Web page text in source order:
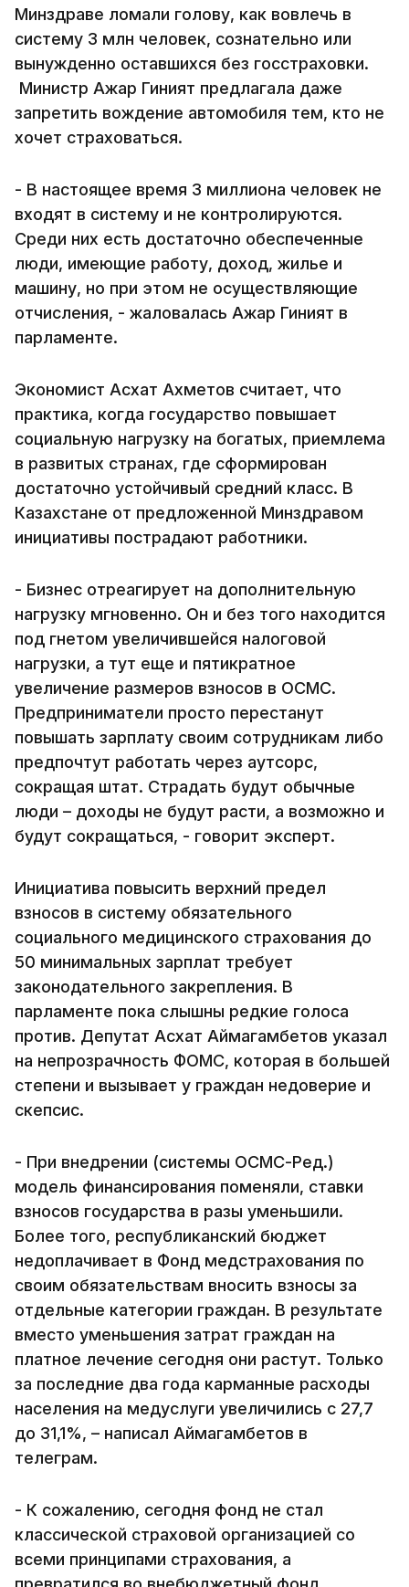
Минздраве ломали голову, как вовлечь в
систему 3 млн человек, сознательно или
вынужденно оставшихся без госстраховки.
Министр Ажар Гиният предлагала даже
запретить вождение автомобиля тем, кто не
хочет страховаться.
- В настоящее время 3 миллиона человек не
входят в систему и не контролируются.
Среди них есть достаточно обеспеченные
люди, имеющие работу, доход, жилье и
машину, но при этом не осуществляющие
отчисления, - жаловалась Ажар Гиният в
парламенте.
Экономист Асхат Ахметов считает, что
практика, когда государство повышает
социальную нагрузку на богатых, приемлема
в развитых странах, где сформирован
достаточно устойчивый средний класс. В
Казахстане от предложенной Минздравом
инициативы пострадают работники.
- Бизнес отреагирует на дополнительную
нагрузку мгновенно. Он и без того находится
под гнетом увеличившейся налоговой
нагрузки, а тут еще и пятикратное
увеличение размеров взносов в ОСМС.
Предприниматели просто перестанут
повышать зарплату своим сотрудникам либо
предпочтут работать через аутсорс,
сокращая штат. Страдать будут обычные
люди – доходы не будут расти, а возможно и
будут сокращаться, - говорит эксперт.
Инициатива повысить верхний предел
взносов в систему обязательного
социального медицинского страхования до
50 минимальных зарплат требует
законодательного закрепления. В
парламенте пока слышны редкие голоса
против. Депутат Асхат Аймагамбетов указал
на непрозрачность ФОМС, которая в большей
степени и вызывает у граждан недоверие и
скепсис.
- При внедрении (системы ОСМС-Ред.)
модель финансирования поменяли, ставки
взносов государства в разы уменьшили.
Более того, республиканский бюджет
недоплачивает в Фонд медстрахования по
своим обязательствам вносить взносы за
отдельные категории граждан. В результате
вместо уменьшения затрат граждан на
платное лечение сегодня они растут. Только
за последние два года карманные расходы
населения на медуслуги увеличились с 27,7
до 31,1%, – написал Аймагамбетов в
телеграм.
- К сожалению, сегодня фонд не стал
классической страховой организацией со
всеми принципами страхования, а